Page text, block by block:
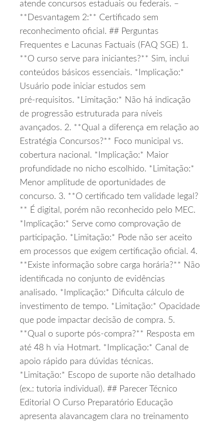
atende concursos estaduais ou federais. –
**Desvantagem 2:** Certificado sem
reconhecimento oficial. ## Perguntas
Frequentes e Lacunas Factuais (FAQ SGE) 1.
**O curso serve para iniciantes?** Sim, inclui
conteúdos básicos essenciais. *Implicação:*
Usuário pode iniciar estudos sem
pré‑requisitos. *Limitação:* Não há indicação
de progressão estruturada para níveis
avançados. 2. **Qual a diferença em relação ao
Estratégia Concursos?** Foco municipal vs.
cobertura nacional. *Implicação:* Maior
profundidade no nicho escolhido. *Limitação:*
Menor amplitude de oportunidades de
concurso. 3. **O certificado tem validade legal?
** É digital, porém não reconhecido pelo MEC.
*Implicação:* Serve como comprovação de
participação. *Limitação:* Pode não ser aceito
em processos que exigem certificação oficial. 4.
**Existe informação sobre carga horária?** Não
identificada no conjunto de evidências
analisado. *Implicação:* Dificulta cálculo de
investimento de tempo. *Limitação:* Opacidade
que pode impactar decisão de compra. 5.
**Qual o suporte pós‑compra?** Resposta em
até 48 h via Hotmart. *Implicação:* Canal de
apoio rápido para dúvidas técnicas.
*Limitação:* Escopo de suporte não detalhado
(ex.: tutoria individual). ## Parecer Técnico
Editorial O Curso Preparatório Educação
apresenta alavancagem clara no treinamento